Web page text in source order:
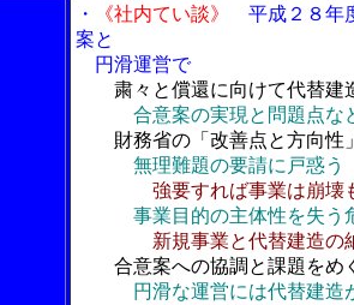
・ 《社内てい談》
平成２８年
案と
円滑運営で
粛々と償還に向けて代替建
合意案の実現と問題点な
財務省の「改善点と方向性
無理難題の要請に戸惑う
強要すれば事業は崩壊
事業目的の主体性を失う
新規事業と代替建造の
合意案への協調と課題をめ
円滑な運営には代替建造